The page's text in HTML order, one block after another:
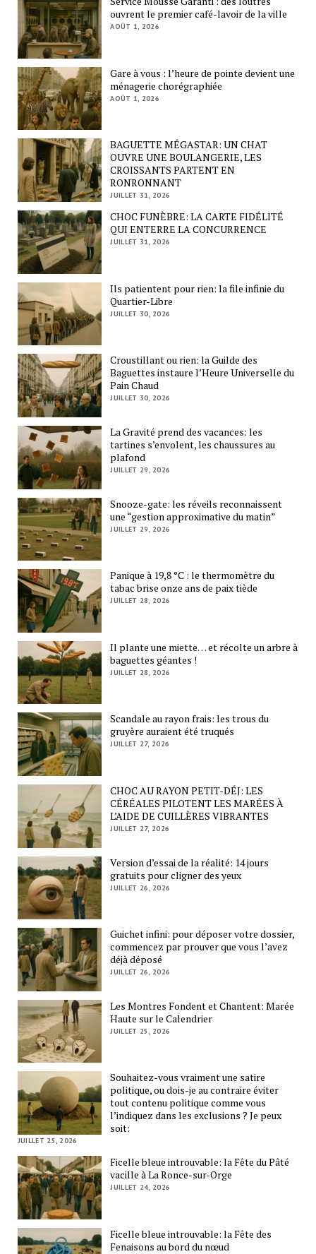
ouvrent le premier café-lavoir de la ville
AOÛT 1, 2026
Gare à vous : l’heure de pointe devient une
ménagerie chorégraphiée
AOÛT 1, 2026
BAGUETTE MÉGASTAR: UN CHAT
OUVRE UNE BOULANGERIE, LES
CROISSANTS PARTENT EN
RONRONNANT
JUILLET 31, 2026
CHOC FUNÈBRE: LA CARTE FIDÉLITÉ
QUI ENTERRE LA CONCURRENCE
JUILLET 31, 2026
Ils patientent pour rien: la file infinie du
Quartier-Libre
JUILLET 30, 2026
Croustillant ou rien: la Guilde des
Baguettes instaure l’Heure Universelle du
Pain Chaud
JUILLET 30, 2026
La Gravité prend des vacances: les
tartines s’envolent, les chaussures au
plafond
JUILLET 29, 2026
Snooze-gate: les réveils reconnaissent
une “gestion approximative du matin”
JUILLET 29, 2026
Panique à 19,8 °C : le thermomètre du
tabac brise onze ans de paix tiède
JUILLET 28, 2026
Il plante une miette… et récolte un arbre à
baguettes géantes !
JUILLET 28, 2026
Scandale au rayon frais: les trous du
gruyère auraient été truqués
JUILLET 27, 2026
CHOC AU RAYON PETIT-DÉJ: LES
CÉRÉALES PILOTENT LES MARÉES À
L’AIDE DE CUILLÈRES VIBRANTES
JUILLET 27, 2026
Version d’essai de la réalité: 14 jours
gratuits pour cligner des yeux
JUILLET 26, 2026
Guichet infini: pour déposer votre dossier,
commencez par prouver que vous l’avez
déjà déposé
JUILLET 26, 2026
Les Montres Fondent et Chantent: Marée
Haute sur le Calendrier
JUILLET 25, 2026
Souhaitez-vous vraiment une satire
politique, ou dois-je au contraire éviter
tout contenu politique comme vous
l’indiquez dans les exclusions ? Je peux
soit:
JUILLET 25, 2026
Ficelle bleue introuvable: la Fête du Pâté
vacille à La Ronce-sur-Orge
JUILLET 24, 2026
Ficelle bleue introuvable: la Fête des
Fenaisons au bord du nœud